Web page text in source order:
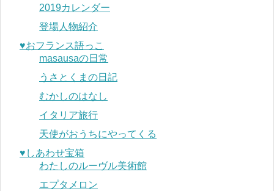
2019カレンダー
登場人物紹介
♥︎おフランス語っこ
masausaの日常
うさとくまの日記
むかしのはなし
イタリア旅行
天使がおうちにやってくる
♥︎しあわせ宝箱
わたしのルーヴル美術館
エプタメロン